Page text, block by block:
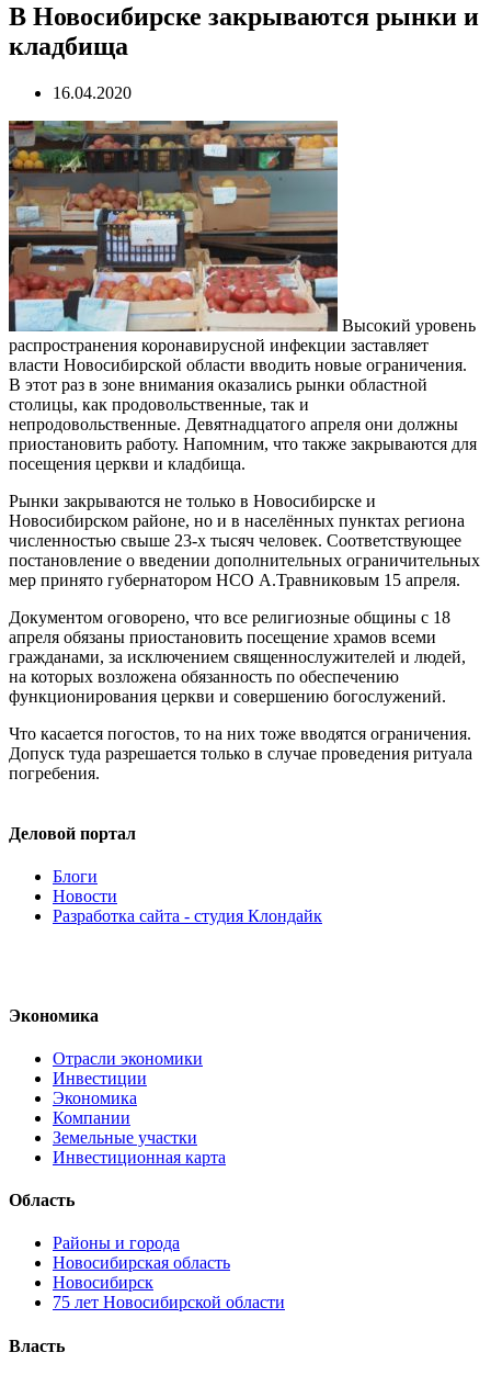
В Новосибирске закрываются рынки и
кладбища
16.04.2020
Высокий уровень
распространения коронавирусной инфекции заставляет
власти Новосибирской области вводить новые ограничения.
В этот раз в зоне внимания оказались рынки областной
столицы, как продовольственные, так и
непродовольственные. Девятнадцатого апреля они должны
приостановить работу. Напомним, что также закрываются для
посещения церкви и кладбища.
Рынки закрываются не только в Новосибирске и
Новосибирском районе, но и в населённых пунктах региона
численностью свыше 23-х тысяч человек. Соответствующее
постановление о введении дополнительных ограничительных
мер принято губернатором НСО А.Травниковым 15 апреля.
Документом оговорено, что все религиозные общины с 18
апреля обязаны приостановить посещение храмов всеми
гражданами, за исключением священнослужителей и людей,
на которых возложена обязанность по обеспечению
функционирования церкви и совершению богослужений.
Что касается погостов, то на них тоже вводятся ограничения.
Допуск туда разрешается только в случае проведения ритуала
погребения.
Деловой портал
Блоги
Новости
Разработка сайта - студия Клондайк
Экономика
Отрасли экономики
Инвестиции
Экономика
Компании
Земельные участки
Инвестиционная карта
Область
Районы и города
Новосибирская область
Новосибирск
75 лет Новосибирской области
Власть